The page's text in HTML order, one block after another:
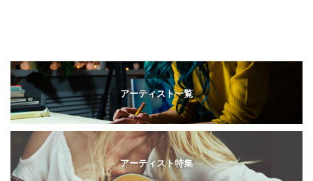
アーティスト一覧
アーティスト特集